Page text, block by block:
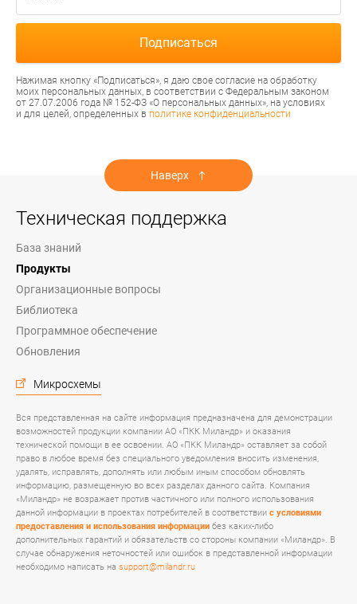
Нажимая кнопку «Подписаться», я даю свое согласие на обработку
моих персональных данных, в соответствии с Федеральным законом
от 27.07.2006 года № 152-ФЗ «О персональных данных», на условиях
и для целей, определенных в политике конфиденциальности
Наверх
Техническая поддержка
База знаний
Продукты
Организационные вопросы
Библиотека
Программное обеспечение
Обновления
Микросхемы
Вся представленная на сайте информация предназначена для демонстрации
возможностей продукции компании АО «ПКК Миландр» и оказания
технической помощи в ее освоении. АО «ПКК Миландр» оставляет за собой
право в любое время без специального уведомления вносить изменения,
удалять, исправлять, дополнять или любым иным способом обновлять
информацию, размещенную во всех разделах данного сайта. Компания
«Миландр» не возражает против частичного или полного использования
данной информации в проектах потребителей в соответствии с условиями
предоставления и использования информации без каких-либо
дополнительных гарантий и обязательств со стороны компании «Миландр». В
случае обнаружения неточностей или ошибок в представленной информации
необходимо написать на support@milandr.ru